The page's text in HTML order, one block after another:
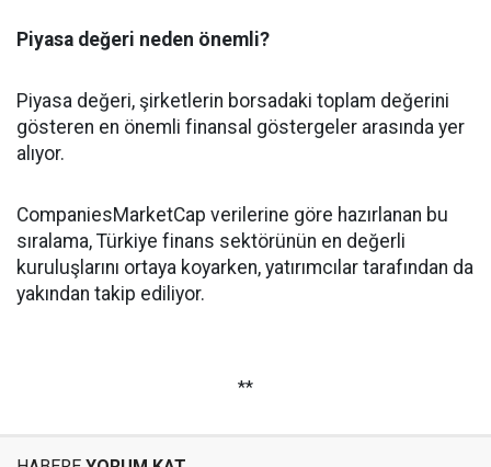
Piyasa değeri neden önemli?
Piyasa değeri, şirketlerin borsadaki toplam değerini
gösteren en önemli finansal göstergeler arasında yer
alıyor.
CompaniesMarketCap verilerine göre hazırlanan bu
sıralama, Türkiye finans sektörünün en değerli
kuruluşlarını ortaya koyarken, yatırımcılar tarafından da
yakından takip ediliyor.
**